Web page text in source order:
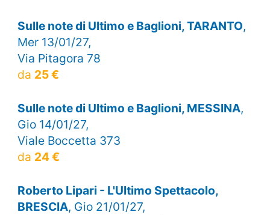
Sulle note di Ultimo e Baglioni, TARANTO,
Mer 13/01/27,
Via Pitagora 78
da 25 €
Sulle note di Ultimo e Baglioni, MESSINA,
Gio 14/01/27,
Viale Boccetta 373
da 24 €
Roberto Lipari - L'Ultimo Spettacolo,
BRESCIA, Gio 21/01/27,